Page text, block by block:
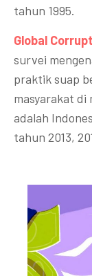
tahun 1995.
Global
survei
praktik suap
masyarakat di
adalah
tahun 2013,